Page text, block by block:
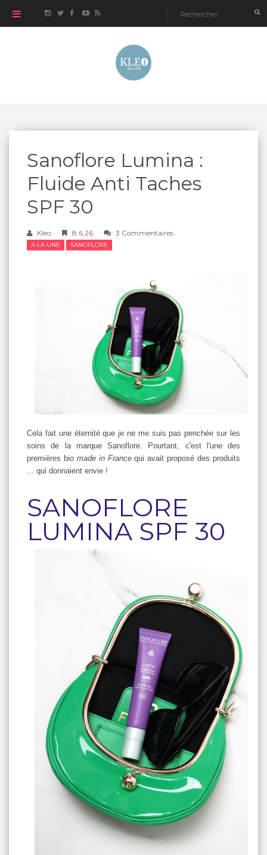
Sanoflore Lumina :
Fluide Anti Taches
SPF 30
Kleo 8.6.26 3 Commentaires
A LA UNE SANOFLORE
Cela fait une éternité que je ne me suis pas penchée sur les
soins de la marque Sanoflore. Pourtant, c'est l'une des
premières bio made in Francequi avait proposé des produits
... qui donnaient envie !
SANOFLORE
LUMINA SPF 30